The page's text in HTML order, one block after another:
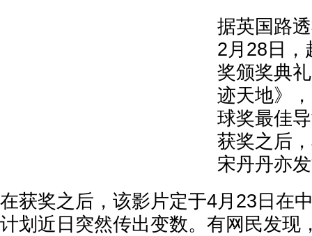
据英国路
2月28日，
奖颁奖典
迹天地》
球奖最佳
获奖之后
宋丹丹亦
在获奖之后，该影片定于4月23日在
计划近日突然传出变数。有网民发现